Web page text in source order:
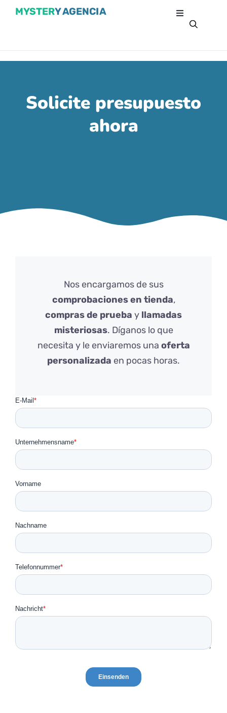
MYSTERY AGENCIA
Solicite presupuesto
ahora
Nos encargamos de sus
comprobaciones en tienda,
compras de prueba y llamadas
misteriosas. Díganos lo que
necesita y le enviaremos una oferta
personalizada en pocas horas.